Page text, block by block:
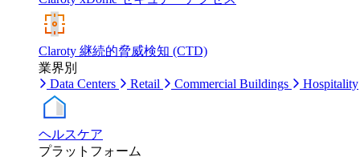
Claroty 継続的脅威検知 (CTD)
業界別
Data Centers
Retail Commercial Buildings Hospitality
ヘルスケア
プラットフォーム